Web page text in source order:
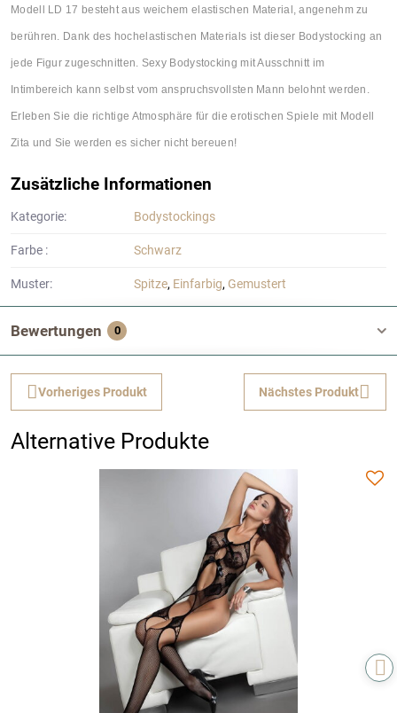
Modell LD 17 besteht aus weichem elastischen Material, angenehm zu
berühren. Dank des hochelastischen Materials ist dieser Bodystocking an
jede Figur zugeschnitten. Sexy Bodystocking mit Ausschnitt im
Intimbereich kann selbst vom anspruchsvollsten Mann belohnt werden.
Erleben Sie die richtige Atmosphäre für die erotischen Spiele mit Modell
Zita und Sie werden es sicher nicht bereuen!
Zusätzliche Informationen
Kategorie: Bodystockings
Farbe : Schwarz
Muster: Spitze, Einfarbig, Gemustert
Bewertungen 0
Vorheriges Produkt Nächstes Produkt
Alternative Produkte